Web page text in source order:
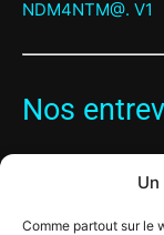
Comme partout sur le
Nos
Panos